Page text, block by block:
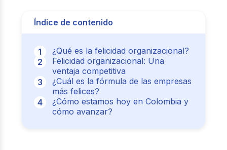
Índice de contenido
¿Qué es la felicidad organizacional?
Felicidad organizacional: Una
ventaja competitiva
¿Cuál es la fórmula de las empresas
más felices?
¿Cómo estamos hoy en Colombia y
cómo avanzar?